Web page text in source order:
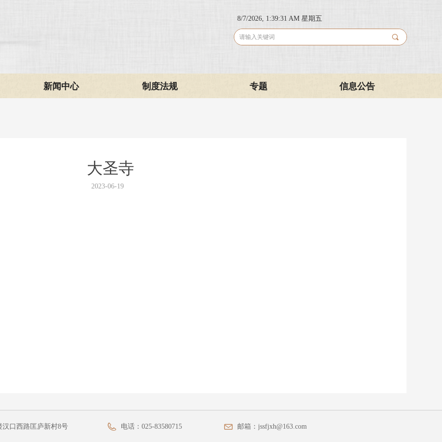
끠
8/7/2026, 1:39:31 AM 星期五
新闻中心 制度法规 专题 信息公告
大圣寺
2023-06-19
口西路匡庐新村8号 电话： 025-83580715 邮箱： jssfjxh@163.com